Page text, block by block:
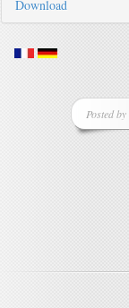
Download
Posted by